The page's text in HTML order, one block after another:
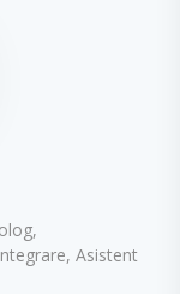
Asistent